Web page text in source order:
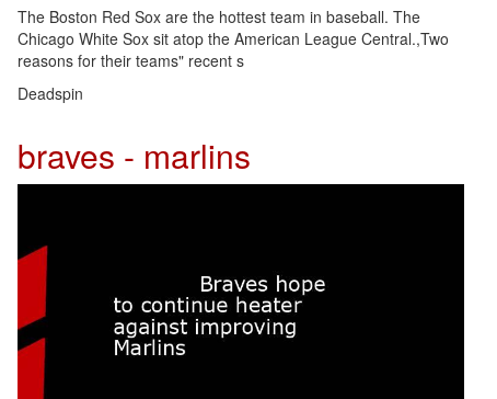
The Boston Red Sox are the hottest team in baseball. The
Chicago White Sox sit atop the American League Central.,Two
reasons for their teams" recent s
Deadspin
braves - marlins